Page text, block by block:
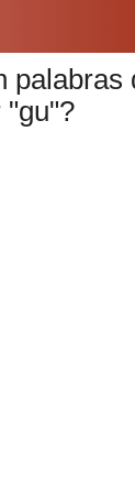
palabras
"gu"?